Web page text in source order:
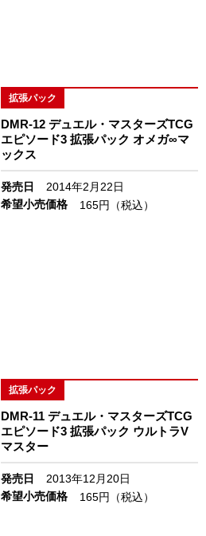
拡張パック
DMR-12 デュエル・マスターズTCG
エピソード3 拡張パック オメガ∞マ
ックス
発売日
2014年2月22日
希望小売価格
165円（税込）
拡張パック
DMR-11 デュエル・マスターズTCG
エピソード3 拡張パック ウルトラV
マスター
発売日
2013年12月20日
希望小売価格
165円（税込）